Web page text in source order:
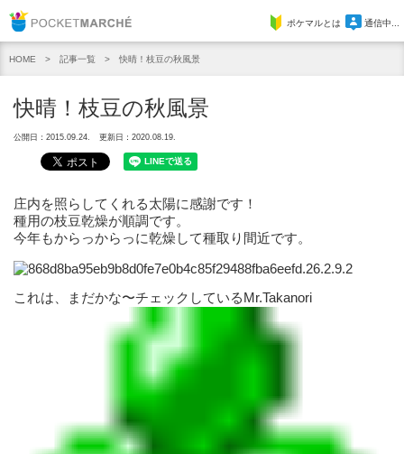
Pocket Marcheポケマルとは 通信中...
HOME 記事一覧 快晴！枝豆の秋風景
快晴！枝豆の秋風景
公開日：2015.09.24. 更新日：2020.08.19.
庄内を照らしてくれる太陽に感謝です！
種用の枝豆乾燥が順調です。
今年もからっからっに乾燥して種取り間近です。
これは、まだかな〜チェックしているMr.Takanori